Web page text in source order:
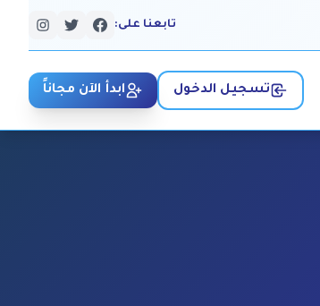
تابعنا على:
تسجيل الدخول ابدأ الآن مجاناً